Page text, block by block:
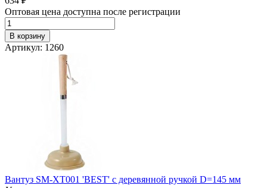
Оптовая цена доступна после регистрации
В корзину
Артикул: 1260
Вантуз SM-XT001 'BEST' с деревянной ручкой D=145 мм